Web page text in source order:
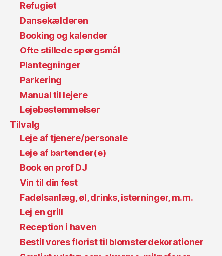
Refugiet
Dansekælderen
Booking og kalender
Ofte stillede spørgsmål
Plantegninger
Parkering
Manual til lejere
Lejebestemmelser
Tilvalg
Leje af tjenere/personale
Leje af bartender(e)
Book en prof DJ
Vin til din fest
Fadølsanlæg, øl, drinks, isterninger, m.m.
Lej en grill
Reception i haven
Bestil vores florist til blomsterdekorationer